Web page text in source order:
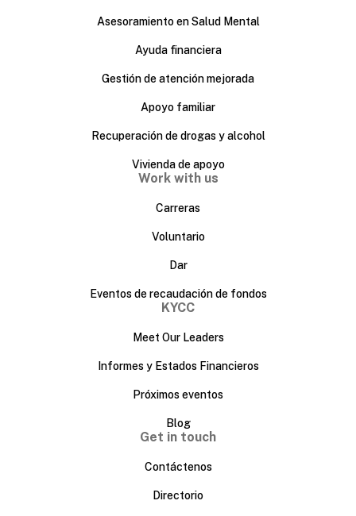
Asesoramiento en Salud Mental
Ayuda financiera
Gestión de atención mejorada
Apoyo familiar
Recuperación de drogas y alcohol
Vivienda de apoyo
Work with us
Carreras
Voluntario
Dar
Eventos de recaudación de fondos
KYCC
Meet Our Leaders
Informes y Estados Financieros
Próximos eventos
Blog
Get in touch
Contáctenos
Directorio